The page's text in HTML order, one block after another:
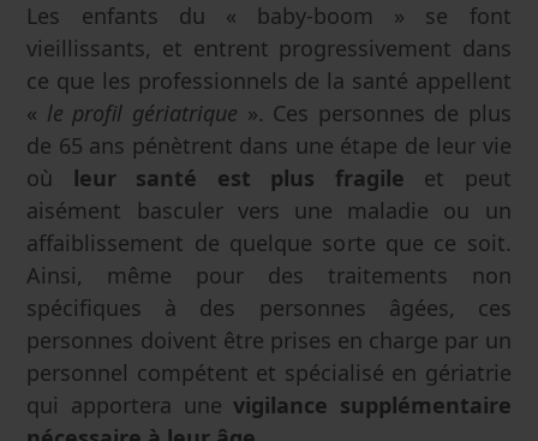
Les enfants du « baby-boom » se font
vieillissants, et entrent progressivement dans
ce que les professionnels de la santé appellent
« le profil gériatrique ». Ces personnes de plus
de 65 ans pénètrent dans une étape de leur vie
où leur santé est plus fragile et peut
aisément basculer vers une maladie ou un
affaiblissement de quelque sorte que ce soit.
Ainsi, même pour des traitements non
spécifiques à des personnes âgées, ces
personnes doivent être prises en charge par un
personnel compétent et spécialisé en gériatrie
qui apportera unevigilance supplémentaire